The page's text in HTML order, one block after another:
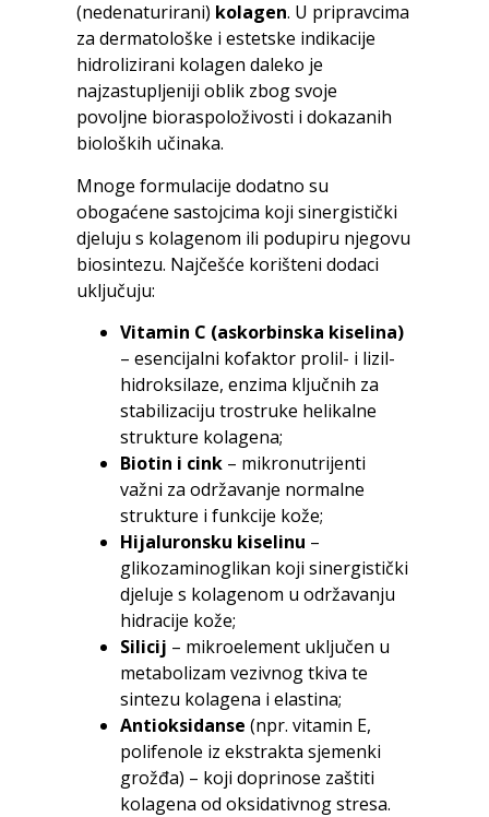
(nedenaturirani) kolagen. U pripravcima
za dermatološke i estetske indikacije
hidrolizirani kolagen daleko je
najzastupljeniji oblik zbog svoje
povoljne bioraspoloživosti i dokazanih
bioloških učinaka.
Mnoge formulacije dodatno su
obogaćene sastojcima koji sinergistički
djeluju s kolagenom ili podupiru njegovu
biosintezu. Najčešće korišteni dodaci
uključuju:
Vitamin C (askorbinska kiselina)
– esencijalni kofaktor prolil- i lizil-
hidroksilaze, enzima ključnih za
stabilizaciju trostruke helikalne
strukture kolagena;
Biotin i cink – mikronutrijenti
važni za održavanje normalne
strukture i funkcije kože;
Hijaluronsku kiselinu –
glikozaminoglikan koji sinergistički
djeluje s kolagenom u održavanju
hidracije kože;
Silicij – mikroelement uključen u
metabolizam vezivnog tkiva te
sintezu kolagena i elastina;
Antioksidanse (npr. vitamin E,
polifenole iz ekstrakta sjemenki
grožđa) – koji doprinose zaštiti
kolagena od oksidativnog stresa.